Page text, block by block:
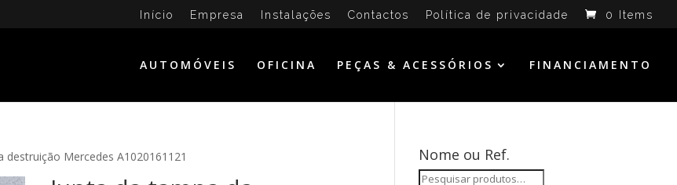
Início Empresa Instalações Contactos Política de privacidade 0 Items
AUTOMÓVEIS OFICINA PEÇAS & ACESSÓRIOS FINANCIAMENTO
destruição Mercedes A1020161121 Nome ou Ref.
Pesquisar